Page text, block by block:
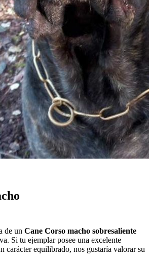
de un Cane Corso macho sobresaliente
Si tu ejemplar posee una excelente
carácter equilibrado, nos gustaría valorar su